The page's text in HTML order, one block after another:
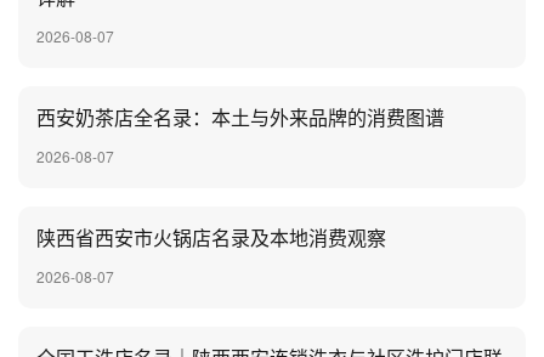
2026-08-07
‌西安奶茶店全名录：本土与外来品牌的消费图谱
2026-08-07
陕西省西安市火锅店名录及本地消费观察
2026-08-07